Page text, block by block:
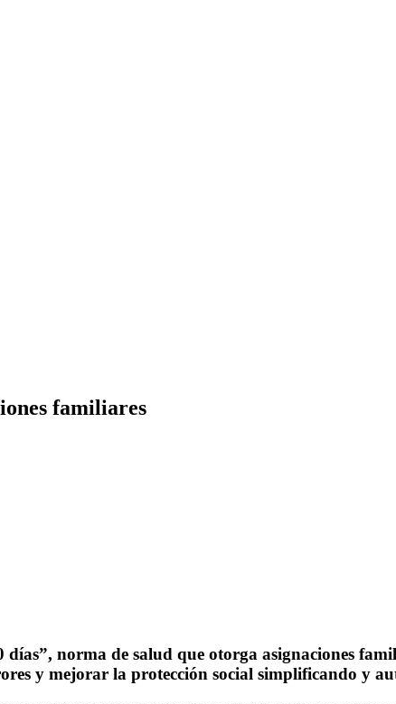
familiares
norma de salud que otorga asignaciones
y mejorar la protección social simplificando y